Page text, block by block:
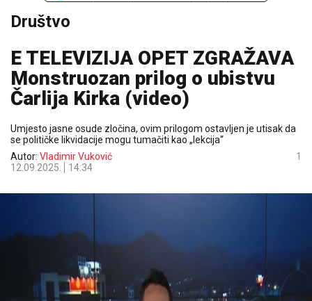
Društvo
E TELEVIZIJA OPET ZGRAŽAVA
Monstruozan prilog o ubistvu
Čarlija Kirka (video)
Umjesto jasne osude zločina, ovim prilogom ostavljen je utisak da
se političke likvidacije mogu tumačiti kao „lekcija“
Autor: Vladimir Vuković
12.09.2025.
14:34
1